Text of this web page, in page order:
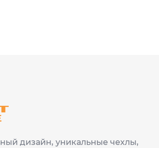
дизайн, уникальные чехлы,